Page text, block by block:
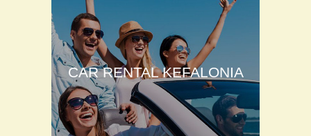
CAR RENTAL KEFALONIA